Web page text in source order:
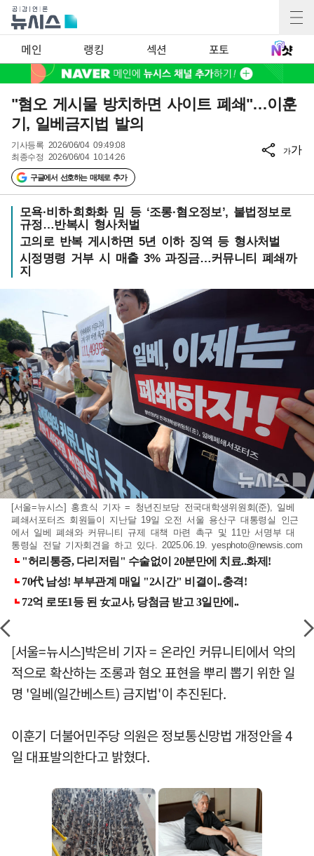
메인 랭킹 섹션 포토
"혐오 게시물 방치하면 사이트 폐쇄"…이훈
기, 일베금지법 발의
기사등록 2026/06/04 09:49:08
최종수정 2026/06/04 10:14:26
구글에서 선호하는 매체로 추가
가가
모욕·비하·희화화 밈 등 ‘조롱·혐오정보’, 불법정보로
규정…반복시 형사처벌
고의로 반복 게시하면 5년 이하 징역 등 형사처벌
시정명령 거부 시 매출 3% 과징금…커뮤니티 폐쇄까
지
[서울=뉴시스] 홍효식 기자 = 청년진보당 전국대학생위원회(준), 일베
폐쇄서포터즈 회원들이 지난달 19일 오전 서울 용산구 대통령실 인근
에서 일베 폐쇄와 커뮤니티 규제 대책 마련 촉구 및 11만 서명부 대
통령실 전달 기자회견을 하고 있다. 2025.06.19.yesphoto@newsis.com
[서울=뉴시스]박은비 기자 = 온라인 커뮤니티에서 악의
적으로 확산하는 조롱과 혐오 표현을 뿌리 뽑기 위한 일
명 '일베(일간베스트) 금지법'이 추진된다.
이훈기 더불어민주당 의원은 정보통신망법 개정안을 4
일 대표발의한다고 밝혔다.